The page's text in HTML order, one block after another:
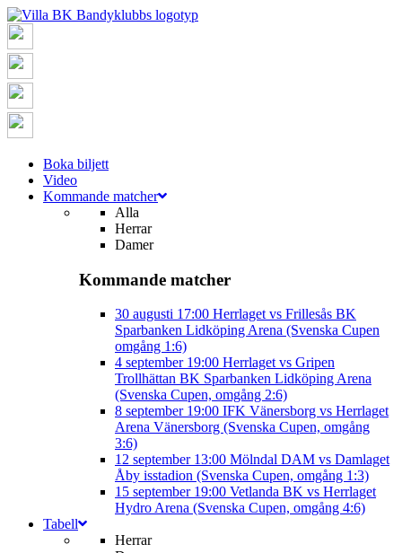
Boka biljett
Video
Kommande matcher
Alla
Herrar
Damer
Kommande matcher
30 augusti 17:00 Herrlaget vs Frillesås BK
Sparbanken Lidköping Arena (Svenska Cupen
omgång 1:6)
4 september 19:00 Herrlaget vs Gripen
Trollhättan BK Sparbanken Lidköping Arena
(Svenska Cupen, omgång 2:6)
8 september 19:00 IFK Vänersborg vs Herrlaget
Arena Vänersborg (Svenska Cupen, omgång
3:6)
12 september 13:00 Mölndal DAM vs Damlaget
Åby isstadion (Svenska Cupen, omgång 1:3)
15 september 19:00 Vetlanda BK vs Herrlaget
Hydro Arena (Svenska Cupen, omgång 4:6)
Tabell
Herrar